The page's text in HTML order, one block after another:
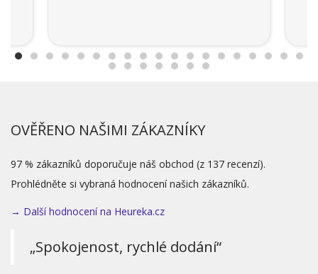
OVĚŘENO NAŠIMI ZÁKAZNÍKY
97 % zákazníků doporučuje náš obchod (z 137 recenzí).
Prohlédněte si vybraná hodnocení našich zákazníků.
→ Další hodnocení na Heureka.cz
„Spokojenost, rychlé dodání“